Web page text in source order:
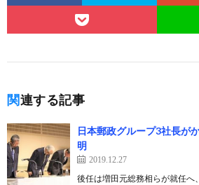
関連する記事
日本郵政グループ3社長が
明
2019.12.27
後任は増田元総務相らが就任へ